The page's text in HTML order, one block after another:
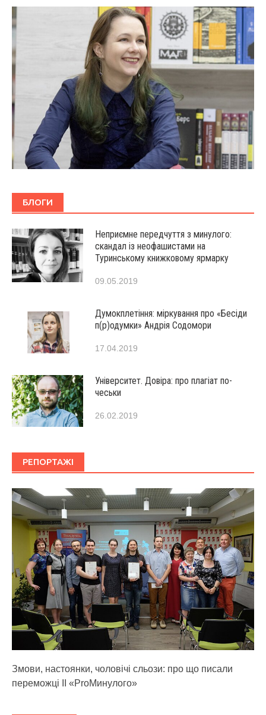
БЛОГИ
Неприємне передчуття з минулого:
скандал із неофашистами на
Туринському книжковому ярмарку
09.05.2019
Думокплетіння: міркування про «Бесіди
п(р)одумки» Андрія Содомори
17.04.2019
Університет. Довіра: про плагіат по-
чеськи
26.02.2019
РЕПОРТАЖІ
Змови, настоянки, чоловічі сльози: про що писали
переможці ІІ «ProМинулого»